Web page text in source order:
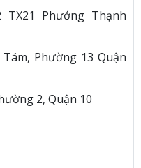
TX21 Phướng Thạnh
Phường 13 Quận
2, Quận 10